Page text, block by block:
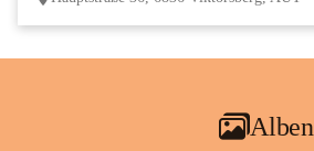
Alben